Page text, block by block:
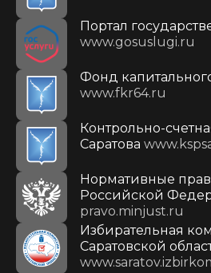
Портал
www.gosuslugi.ru
Фонд
www.fkr64.ru
Контрольно-
Саратова
Нормативные
Российской
pravo.minjust.ru
Избирательная
Саратовской